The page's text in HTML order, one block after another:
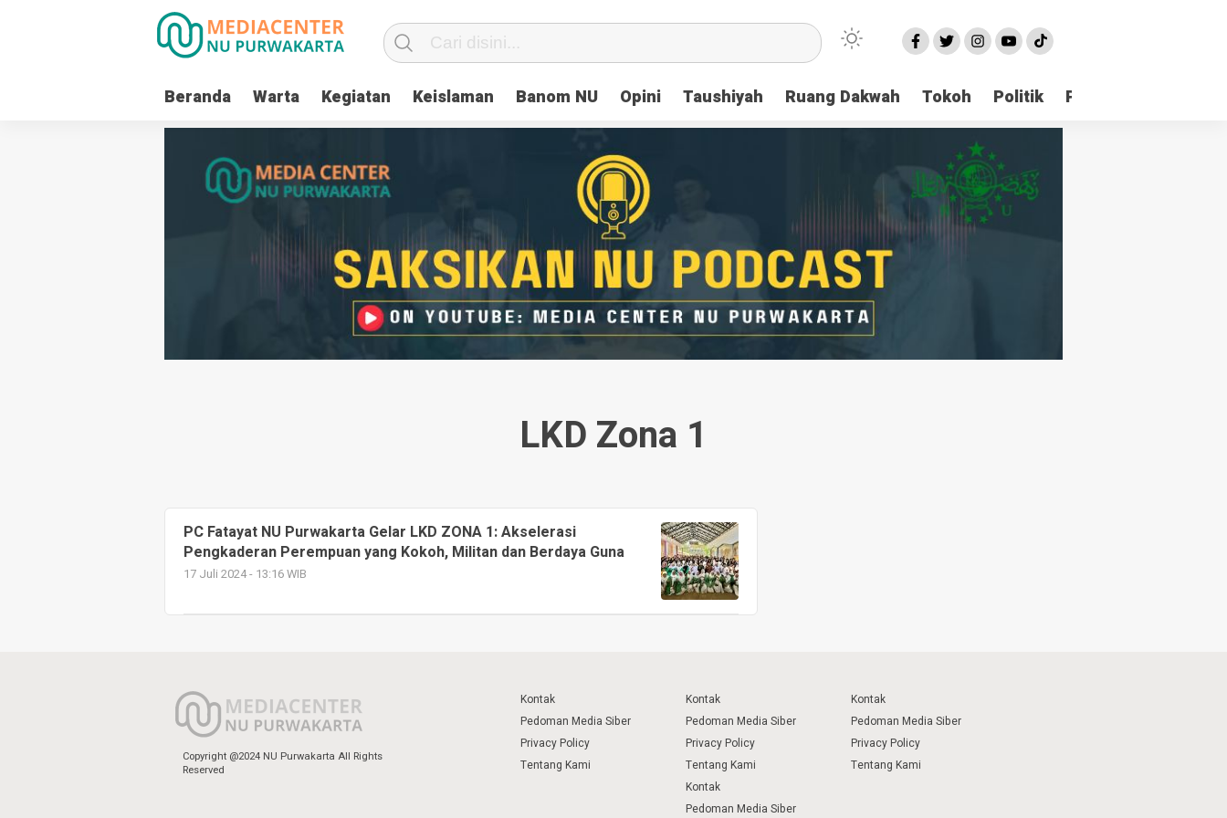
Beranda Warta Kegiatan Keislaman Banom NU Opini Taushiyah Ruang Dakwah Tokoh Politik Pondok Pesantren
LKD Zona 1
PC Fatayat NU Purwakarta Gelar LKD ZONA 1: Akselerasi
Pengkaderan Perempuan yang Kokoh, Militan dan Berdaya Guna
17 Juli 2024 - 13:16 WIB
Copyright @2024 NU Purwakarta All Rights
Reserved
Kontak
Pedoman Media Siber
Privacy Policy
Tentang Kami
Kontak
Pedoman Media Siber
Privacy Policy
Tentang Kami
Kontak
Pedoman Media Siber
Privacy Policy
Tentang Kami
Kontak
Pedoman Media Siber